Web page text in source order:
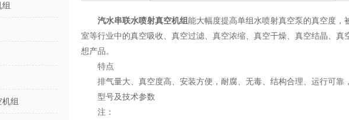
组
汽水串联水喷射真空机组能大幅度提高单组水喷射真空泵的真空度
室等行业中的真空吸收、真空过滤、真空浓缩、真空干燥、真空结晶、
想产品。
特点
排气量大、真空度高、安装方便，耐腐、无毒、结构合理、运行可靠
型号及技术参数
注：